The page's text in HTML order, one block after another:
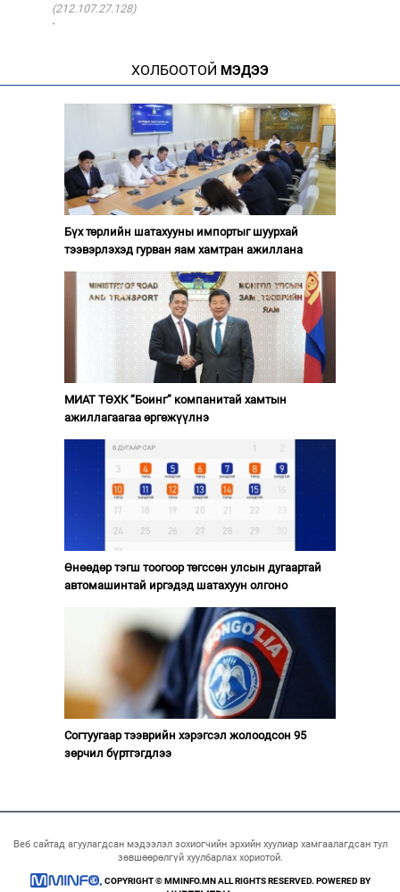
(212.107.27.128)
·
ХОЛБООТОЙ МЭДЭЭ
Бүх төрлийн шатахууны импортыг шуурхай
тээвэрлэхэд гурван яам хамтран ажиллана
МИАТ ТӨХК “Боинг” компанитай хамтын
ажиллагаагаа өргөжүүлнэ
Өнөөдөр тэгш тоогоор төгссөн улсын дугаартай
автомашинтай иргэдэд шатахуун олгоно
Согтуугаар тээврийн хэрэгсэл жолоодсон 95
зөрчил бүртгэгдлээ
Веб сайтад агуулагдсан мэдээлэл зохиогчийн эрхийн хуулиар хамгаалагдсан тул
зөвшөөрөлгүй хуулбарлах хориотой.
COPYRIGHT © MMINFO.MN ALL RIGHTS RESERVED. POWERED BY